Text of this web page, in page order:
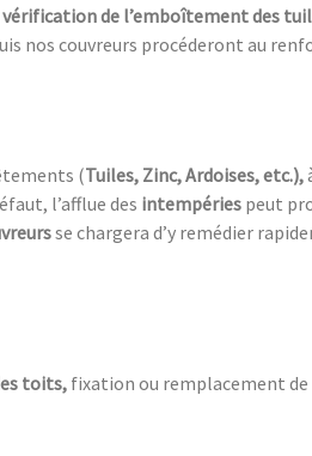
de l’emboîtement des
couvreurs procéderont au
(Tuiles, Zinc, Ardoises, etc.),
l’afflue des intempéries peut
se chargera d’y remédier
toits,fixation ou remplacement de